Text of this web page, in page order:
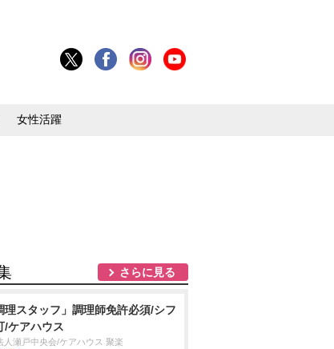
女性活躍
さらに見る
理スタッフ」調理師免許必須/シフ
/ケアハウス
人瀬戸中央会/ケアハウス 聚楽